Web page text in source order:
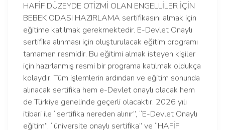
HAFİF DÜZEYDE OTİZMİ OLAN ENGELLİLER İÇİN
BEBEK ODASI HAZIRLAMA sertifikasını almak için
eğitime katılmak gerekmektedir. E-Devlet Onaylı
sertifika alınması için oluşturulacak eğitim programı
tamamen resmidir. Bu eğitimi almak isteyen kişiler
için hazırlanmış resmi bir programa katılmak oldukça
kolaydır. Tüm işlemlerin ardından ve eğitim sonunda
alınacak sertifika hem e-Devlet onaylı olacak hem
de Türkiye genelinde geçerli olacaktır. 2026 yılı
itibari ile “sertifika nereden alınır”, “E-Devlet Onaylı
eğitim”, “üniversite onaylı sertifika” ve “HAFİF